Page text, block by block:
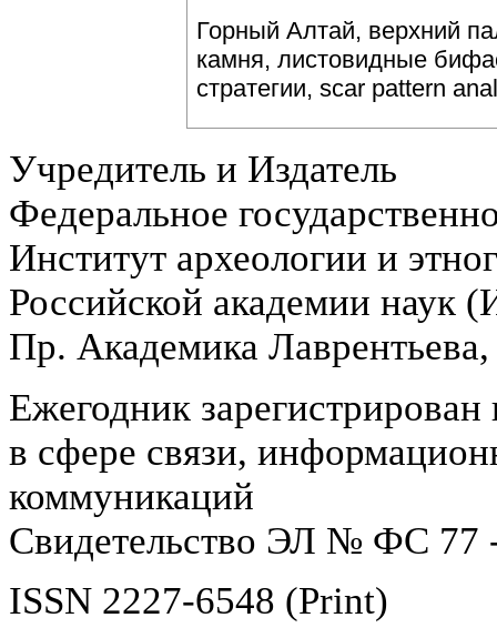
Горный Алтай, верхний
камня, листовидные
стратегии, scar pattern
Учредитель и Издатель
Федеральное
Институт археологии и
Российской академии
Пр. Академика
Ежегодник
в сфере связи,
коммуникаций
Свидетельство ЭЛ № ФС 77
ISSN 2227-6548 (Print)